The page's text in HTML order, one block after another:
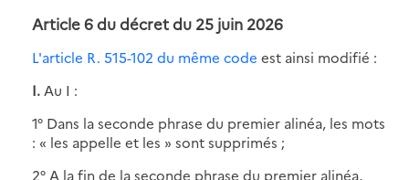
Article 6 du décret du 25 juin 2026
L'article R. 515-102 du même code est ainsi modifié :
I. Au I :
1° Dans la seconde phrase du premier alinéa, les mots
: « les appelle et les » sont supprimés ;
2° A la fin de la seconde phrase du premier alinéa,